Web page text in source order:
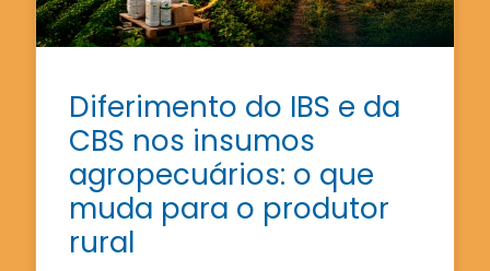
Diferimento do IBS e da
CBS nos insumos
agropecuários: o que
muda para o produtor
rural